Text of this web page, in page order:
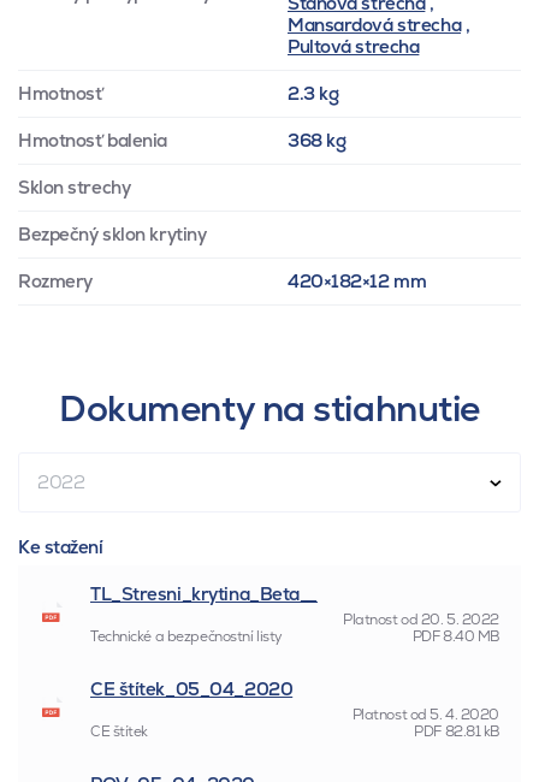
Mansardová strecha,
Pultová strecha
Hmotnosť 2.3 kg
Hmotnosť balenia 368 kg
Sklon strechy
Bezpečný sklon krytiny
Rozmery 420×182×12 mm
Dokumenty na stiahnutie
2022
Ke stažení
TL_Stresni_krytina_Beta__
Platnost od20. 5. 2022
Technické a bezpečnostní listy
PDF8.40 MB
CE štítek_05_04_2020
Platnost od 5. 4. 2020
CE štítek
PDF82.81 kB